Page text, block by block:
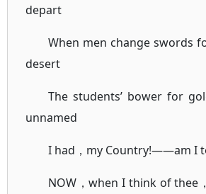
depart
When men change swords
desert
The students’ bower for
unnamed
I had，my Country!——am I
NOW，when I think of thee